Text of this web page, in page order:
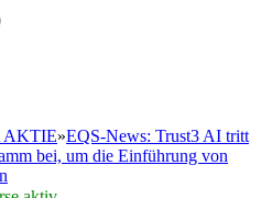
»EQS-News: Trust3 AI tritt
bei, um die Einführung von